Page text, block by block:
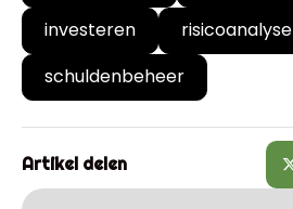
investeren
risicoanalyse
schuldenbeheer
Artikel delen